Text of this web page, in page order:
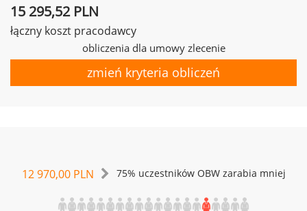
15 295,52 PLN
łączny koszt pracodawcy
obliczenia dla umowy zlecenie
zmień kryteria obliczeń
12 970,00 PLN 75% uczestników OBW zarabia mniej